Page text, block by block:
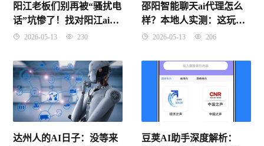
阳江老板们别再被“骚扰电
话”坑惨了！找对阳江ai外
呼系统代理商才是真省钱
2026-05-13 230
邵阳智能聊天ai代理怎么
样？本地人实测：这玩意
到底是不是“花架子”？
2026-05-13 206
达州人的AI日子：没等来
豆荚AI助手深度解析：